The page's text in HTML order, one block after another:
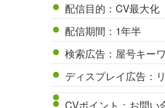
配信目的：CV最大化
配信期間：1年半
検索広告：屋号キー
ディスプレイ広告：
CVポイント：お問い